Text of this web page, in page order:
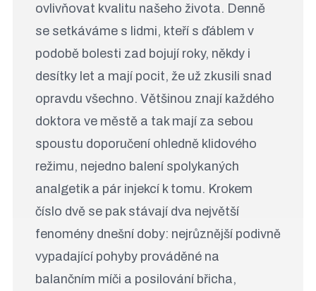
ovlivňovat kvalitu našeho života. Denně
se setkáváme s lidmi, kteří s ďáblem v
podobě bolesti zad bojují roky, někdy i
desítky let a mají pocit, že už zkusili snad
opravdu všechno. Většinou znají každého
doktora ve městě a tak mají za sebou
spoustu doporučení ohledně klidového
režimu, nejedno balení spolykaných
analgetik a pár injekcí k tomu. Krokem
číslo dvě se pak stávají dva největší
fenomény dnešní doby: nejrůznější podivně
vypadající pohyby prováděné na
balančním míči a posilování břicha,